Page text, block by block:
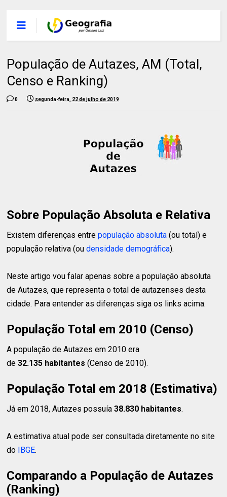
População de Autazes, AM (Total,
Censo e Ranking)
0 segunda-feira, 22 de julho de 2019
Sobre População Absoluta e Relativa
Existem diferenças entrepopulação absoluta (ou total) e
população relativa (oudensidade demográfica).
Neste artigo vou falar apenas sobre a população absoluta
de Autazes, que representa o total de autazenses desta
cidade. Para entender as diferenças siga os links acima.
População Total em 2010 (Censo)
A população de Autazes em 2010 era
de32.135 habitantes(Censo de 2010).
População Total em 2018 (Estimativa)
Já em 2018, Autazes possuía38.830 habitantes.
A estimativa atual pode ser consultada diretamente no site
do IBGE.
Comparando a População de Autazes
(Ranking)